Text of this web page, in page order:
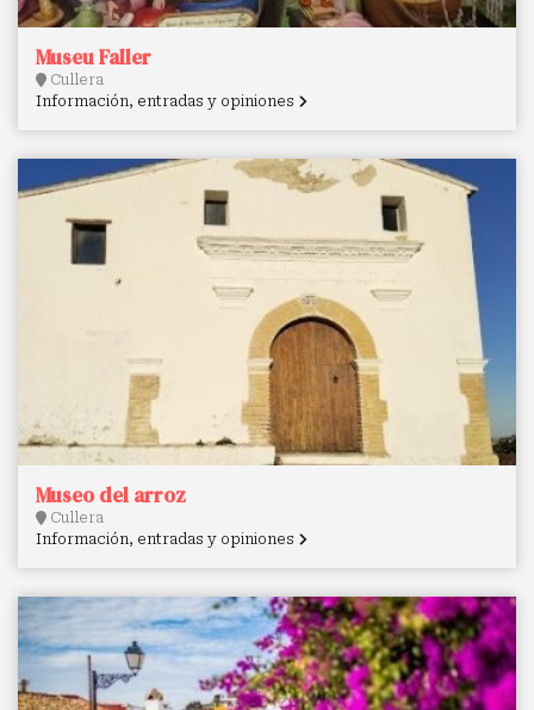
Museu Faller
Cullera
Información, entradas y opiniones
Museo del arroz
Cullera
Información, entradas y opiniones